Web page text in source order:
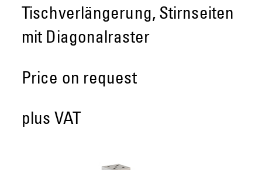
Tischverlängerung, Stirnseiten
mit Diagonalraster
Price on request
plus VAT